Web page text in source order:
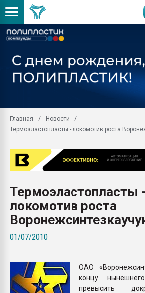
Главная
Новости
Термоэластопласты - локомотив роста
Термоэластопласты -
локомотив роста
01/07/2010
ОАО
концу
превысить